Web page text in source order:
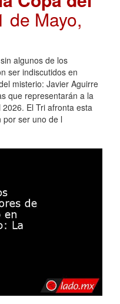
de Mayo,
algunos de los
ser indiscutidos en
misterio: Javier Aguirre
que representarán a la
El Tri afronta esta
por ser uno de l